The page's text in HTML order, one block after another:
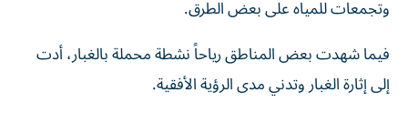
وتجمعات للمياه على بعض الطرق.
فيما شهدت بعض المناطق رياحاً نشطة محملة بالغبار، أدت
إلى إثارة الغبار وتدني مدى الرؤية الأفقية.